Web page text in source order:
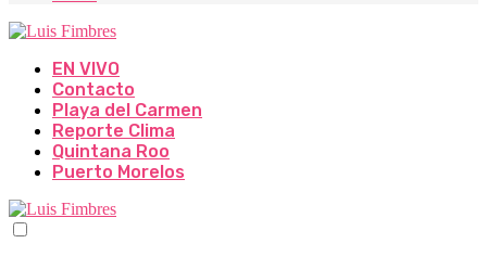
EN VIVO
Contacto
Playa del Carmen
Reporte Clima
Quintana Roo
Puerto Morelos